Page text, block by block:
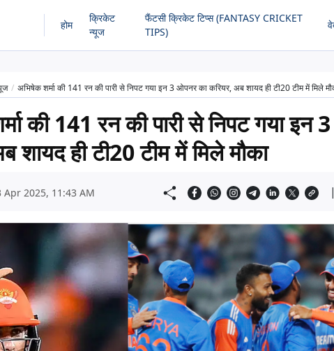
होम
क्रिकेट
न्यूज
फैंटसी क्रिकेट टिप्स (FANTASY CRICKET
TIPS)
अभिषेक शर्मा की 141 रन की पारी से निपट गया इन 3 ओपनर का करियर, अब शायद ही टी20 टीम में मिले
की 141 रन की पारी से निपट गया इन
शायद ही टी20 टीम में मिले मौका
2025, 11:43 AM |